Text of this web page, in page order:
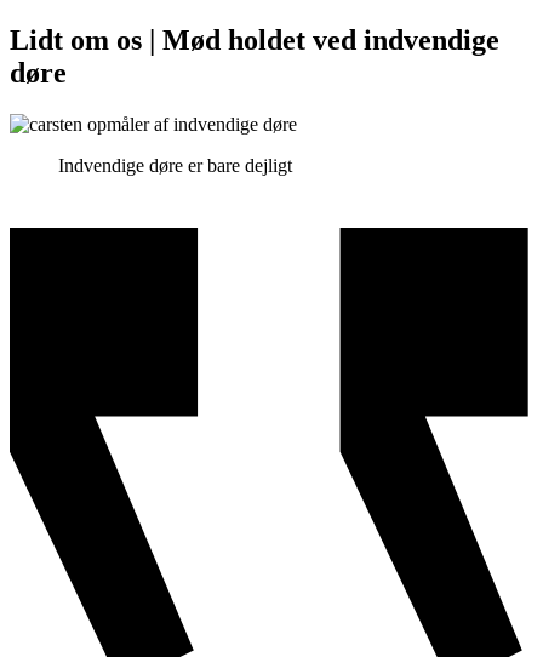
Lidt om os | Mød holdet ved indvendige
døre
Indvendige døre er bare dejligt